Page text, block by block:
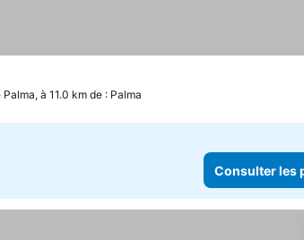
à 11.0 km de : Palma
Consulter les